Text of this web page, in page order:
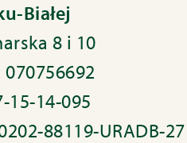
Białej
8 i 10
070756692
15-14-095
88119-URADB-27